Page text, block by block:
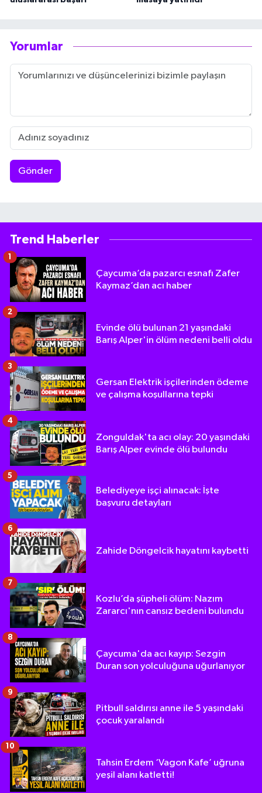
Yorumlar
Gönder
Trend Haberler
Çaycuma’da pazarcı esnafı Zafer
Kaymaz’dan acı haber
1
Evinde ölü bulunan 21 yaşındaki
Barış Alper'in ölüm nedeni belli oldu
2
Gersan Elektrik işçilerinden ödeme
ve çalışma koşullarına tepki
3
Zonguldak'ta acı olay: 20 yaşındaki
Barış Alper evinde ölü bulundu
4
Belediyeye işçi alınacak: İşte
başvuru detayları
5
Zahide Döngelcik hayatını kaybetti
6
Kozlu’da şüpheli ölüm: Nazım
Zararcı'nın cansız bedeni bulundu
7
Çaycuma'da acı kayıp: Sezgin
Duran son yolculuğuna uğurlanıyor
8
Pitbull saldırısı anne ile 5 yaşındaki
çocuk yaralandı
9
Tahsin Erdem ‘Vagon Kafe’ uğruna
yeşil alanı katletti!
10